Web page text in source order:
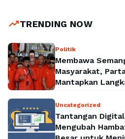
trending_upTRENDING NOW
Politik
Membawa
Masyarakat,
Mantapkan
Uncategorized
Tantangan
Mengubah